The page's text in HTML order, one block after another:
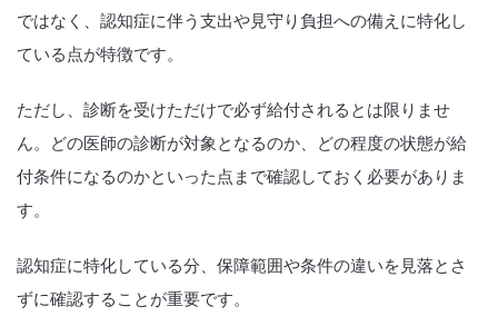
ではなく、認知症に伴う支出や見守り負担への備えに特化し
ている点が特徴です。
ただし、診断を受けただけで必ず給付されるとは限りませ
ん。どの医師の診断が対象となるのか、どの程度の状態が給
付条件になるのかといった点まで確認しておく必要がありま
す。
認知症に特化している分、保障範囲や条件の違いを見落とさ
ずに確認することが重要です。